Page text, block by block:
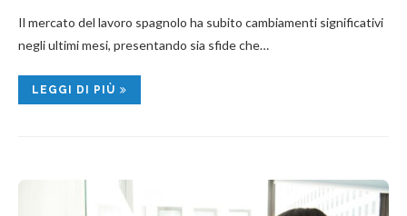
Il mercato del lavoro spagnolo ha subito cambiamenti significativi
negli ultimi mesi, presentando sia sfide che…
LEGGI DI PIÙ